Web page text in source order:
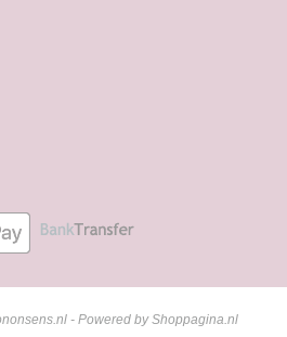
- Powered by Shoppagina.nl